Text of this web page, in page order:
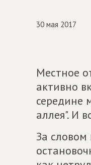
30 мая 2017
Местное
активно
середине
аллея". И
За словом